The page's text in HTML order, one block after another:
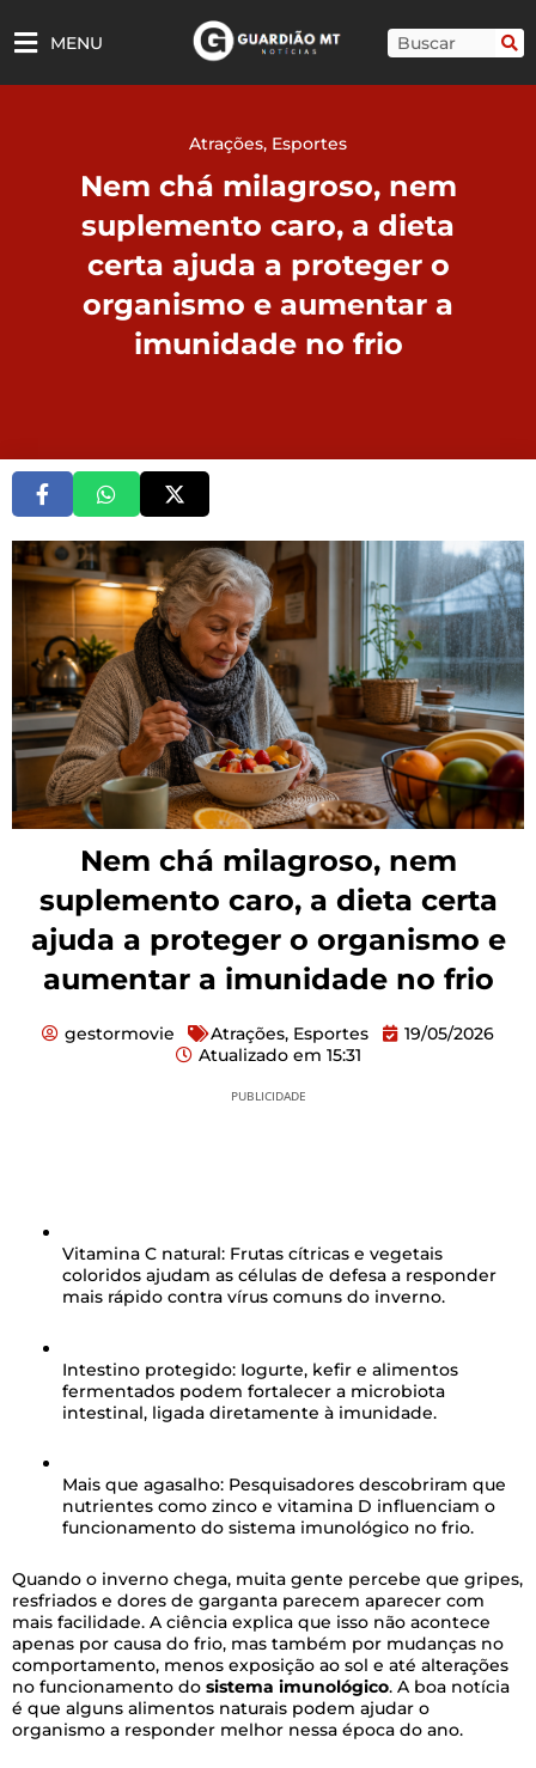
para
MENU Pesquisar
Atrações, Esportes
Nem chá milagroso, nem
suplemento caro, a dieta
certa ajuda a proteger o
organismo e aumentar a
imunidade no frio
Nem chá milagroso, nem
suplemento caro, a dieta certa
ajuda a proteger o organismo e
aumentar a imunidade no frio
gestormovie Atrações, Esportes
19/05/2026
Atualizado em 15:31
PUBLICIDADE
Vitamina C natural: Frutas cítricas e vegetais
coloridos ajudam as células de defesa a responder
mais rápido contra vírus comuns do inverno.
Intestino protegido: Iogurte, kefir e alimentos
fermentados podem fortalecer a microbiota
intestinal, ligada diretamente à imunidade.
Mais que agasalho: Pesquisadores descobriram que
nutrientes como zinco e vitamina D influenciam o
funcionamento do sistema imunológico no frio.
Quando o inverno chega, muita gente percebe que gripes,
resfriados e dores de garganta parecem aparecer com
mais facilidade. A ciência explica que isso não acontece
apenas por causa do frio, mas também por mudanças no
comportamento, menos exposição ao sol e até alterações
no funcionamento do sistema imunológico. A boa notícia
é que alguns alimentos naturais podem ajudar o
organismo a responder melhor nessa época do ano.